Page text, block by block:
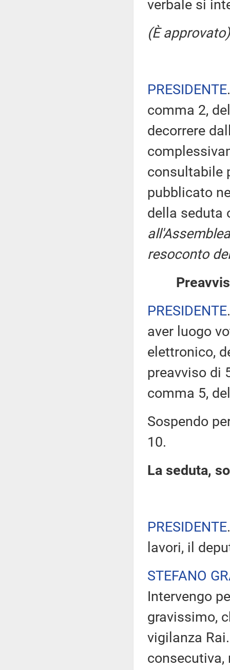
verbale si
(È approvato)
PRESIDENTE
comma 2,
decorrere
consultabile
pubblicato
della seduta
resoconto
PRESIDENTE
aver luogo
elettronico,
preavviso di
comma 5,
Sospendo
10.
La seduta,
PRESIDENTE
lavori, il
STEFANO
Intervengo
gravissimo,
vigilanza
consecutiva,